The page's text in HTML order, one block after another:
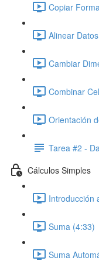
Copiar
Alinear
Cambiar
Combinar
Orientación
Tarea #2 -
Cálculos Simples
Introducción
Suma (4:33)
Suma